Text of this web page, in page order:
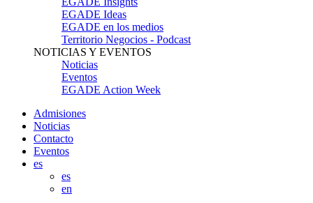
EGADE Ideas
EGADE en los medios
Territorio Negocios - Podcast
NOTICIAS Y EVENTOS
Noticias
Eventos
EGADE Action Week
Admisiones
Noticias
Contacto
Eventos
es
es
en